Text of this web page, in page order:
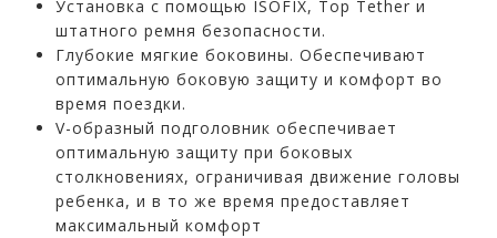
Установка с помощью ISOFIX, Top Tether и
штатного ремня безопасности.
Глубокие мягкие боковины. Обеспечивают
оптимальную боковую защиту и комфорт во
время поездки.
V-образный подголовник обеспечивает
оптимальную защиту при боковых
столкновениях, ограничивая движение головы
ребенка, и в то же время предоставляет
максимальный комфорт